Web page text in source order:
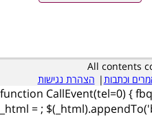
All contents
וכתבות| הצהרת נגישות
function CallEvent(tel=0) {
_html = ;